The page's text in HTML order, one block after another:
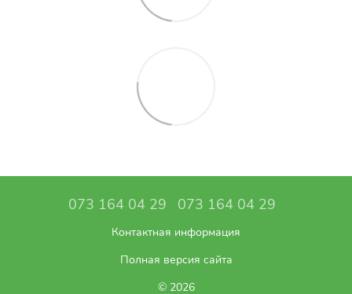
073 164 04 29 073 164 04 29
Контактная информация
Полная версия сайта
© 2026